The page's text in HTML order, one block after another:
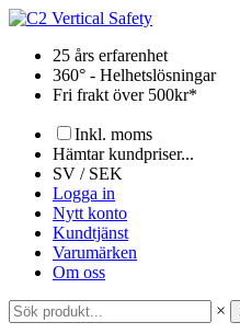
Hoppa
innehåll25 års erfarenhet
360° - Helhetslösningar
Fri frakt över 500kr*
Inkl. moms
Hämtar kundpriser...
SV / SEK
Logga in
Nytt konto
Kundtjänst
Varumärken
Om oss
×